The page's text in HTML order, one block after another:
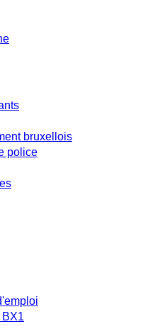
bruxellois
police
BX1